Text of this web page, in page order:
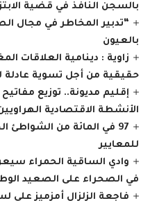
بالسجن النافذ في قضية
“تدبير المخاطر في مجال
بالعيون
زاوية : دينامية العلاقات
حقيقية من أجل تسوية
إقليم مديونة.. توزيع
الأنشطة الاقتصادية الهراويين على 39
97 في المائة من
للمعايير
وادي الساقية الحمراء
في الصحراء على الصعيد
فاجعة الزلزال أمزميز على